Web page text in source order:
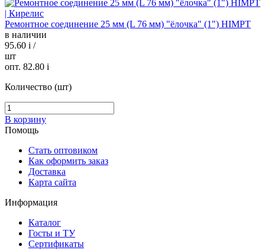
Ремонтное соединение 25 мм (L 76 мм) "ёлочка" (1") HIMPT
в наличии
95.60 i /
шт
опт. 82.80 i
Количество (шт)
В корзину
Помощь
Стать оптовиком
Как оформить заказ
Доставка
Карта сайта
Информация
Каталог
Госты и ТУ
Сертификаты